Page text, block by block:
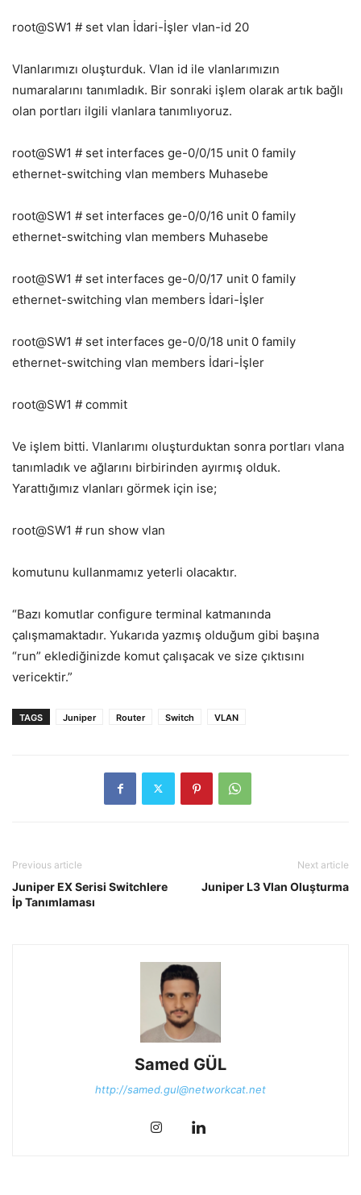
root@SW1 # set vlan İdari-İşler vlan-id 20
Vlanlarımızı oluşturduk. Vlan id ile vlanlarımızın
numaralarını tanımladık. Bir sonraki işlem olarak artık bağlı
olan portları ilgili vlanlara tanımlıyoruz.
root@SW1 # set interfaces ge-0/0/15 unit 0 family
ethernet-switching vlan members Muhasebe
root@SW1 # set interfaces ge-0/0/16 unit 0 family
ethernet-switching vlan members Muhasebe
root@SW1 # set interfaces ge-0/0/17 unit 0 family
ethernet-switching vlan members İdari-İşler
root@SW1 # set interfaces ge-0/0/18 unit 0 family
ethernet-switching vlan members İdari-İşler
root@SW1 # commit
Ve işlem bitti. Vlanlarımı oluşturduktan sonra portları vlana
tanımladık ve ağlarını birbirinden ayırmış olduk.
Yarattığımız vlanları görmek için ise;
root@SW1 # run show vlan
komutunu kullanmamız yeterli olacaktır.
“Bazı komutlar configure terminal katmanında
çalışmamaktadır. Yukarıda yazmış olduğum gibi başına
“run” eklediğinizde komut çalışacak ve size çıktısını
vericektir.”
TAGS Juniper Router Switch VLAN
Previous article
Juniper EX Serisi Switchlere
İp Tanımlaması
Next article
Juniper L3 Vlan Oluşturma
Samed GÜL
http://samed.gul@networkcat.net